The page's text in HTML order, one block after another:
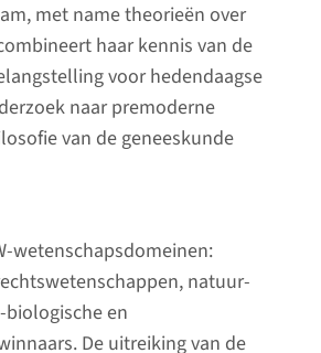
met name theorieën over
haar kennis van de
voor hedendaagse
naar premoderne
van de geneeskunde
wetenschapsdomeinen:
natuur-
en
De uitreiking van de